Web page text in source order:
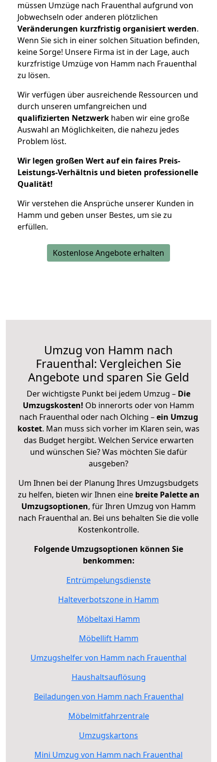
müssen Umzüge nach Frauenthal aufgrund von
Jobwechseln oder anderen plötzlichen
Veränderungen kurzfristig organisiert werden.
Wenn Sie sich in einer solchen Situation befinden,
keine Sorge! Unsere Firma ist in der Lage, auch
kurzfristige Umzüge von Hamm nach Frauenthal
zu lösen.
Wir verfügen über ausreichende Ressourcen und
durch unseren umfangreichen und
qualifizierten Netzwerk haben wir eine große
Auswahl an Möglichkeiten, die nahezu jedes
Problem löst.
Wir legen großen Wert auf ein faires Preis-
Leistungs-Verhältnis und bieten professionelle
Qualität!
Wir verstehen die Ansprüche unserer Kunden in
Hamm und geben unser Bestes, um sie zu
erfüllen.
Kostenlose Angebote erhalten
Umzug von Hamm nach
Frauenthal: Vergleichen Sie
Angebote und sparen Sie Geld
Der wichtigste Punkt bei jedem Umzug – Die
Umzugskosten! Ob innerorts oder von Hamm
nach Frauenthal oder nach Olching –ein Umzug
kostet. Man muss sich vorher im Klaren sein, was
das Budget hergibt. Welchen Service erwarten
und wünschen Sie? Was möchten Sie dafür
ausgeben?
Um Ihnen bei der Planung Ihres Umzugsbudgets
zu helfen, bieten wir Ihnen eine breite Palette an
Umzugsoptionen, für Ihren Umzug von Hamm
nach Frauenthal an. Bei uns behalten Sie die volle
Kostenkontrolle.
Folgende Umzugsoptionen können Sie
benkommen:
Entrümpelungsdienste
Halteverbotszone in Hamm
Möbeltaxi Hamm
Möbellift Hamm
Umzugshelfer von Hamm nach Frauenthal
Haushaltsauflösung
Beiladungen von Hamm nach Frauenthal
Möbelmitfahrzentrale
Umzugskartons
Mini Umzug von Hamm nach Frauenthal